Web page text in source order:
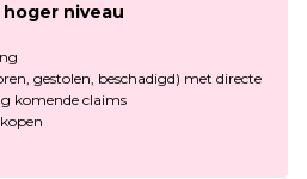
niveau
gestolen, beschadigd) met directe
komende claims